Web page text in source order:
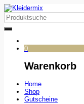
0
Warenkorb
Home
Shop
Gutscheine